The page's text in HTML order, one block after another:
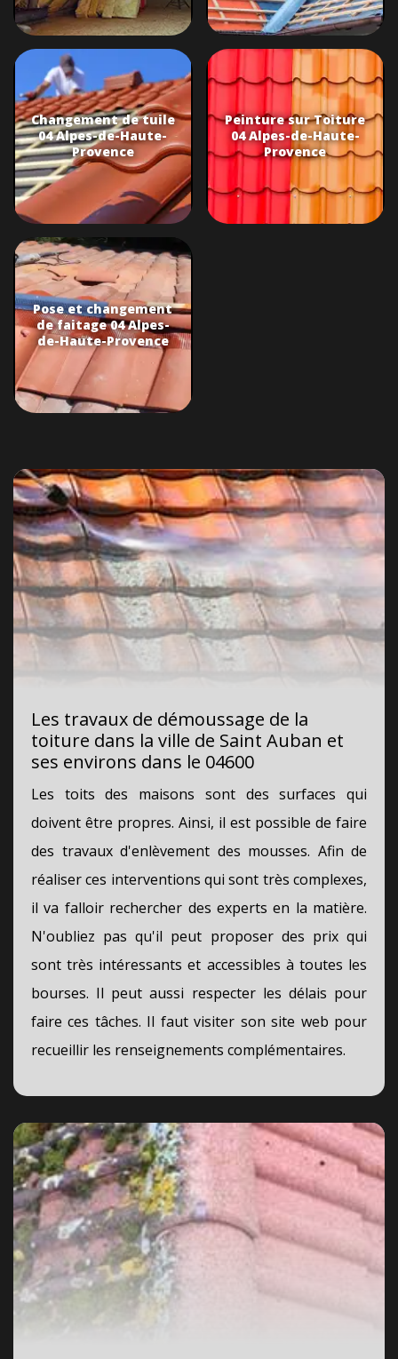
Changement de tuile
04 Alpes-de-Haute-
Provence
Peinture sur Toiture
04 Alpes-de-Haute-
Provence
Pose et changement
de faitage 04 Alpes-
de-Haute-Provence
Les travaux de démoussage de la
toiture dans la ville de Saint Auban et
ses environs dans le 04600
Les toits des maisons sont des surfaces qui
doivent être propres. Ainsi, il est possible de faire
des travaux d'enlèvement des mousses. Afin de
réaliser ces interventions qui sont très complexes,
il va falloir rechercher des experts en la matière.
N'oubliez pas qu'il peut proposer des prix qui
sont très intéressants et accessibles à toutes les
bourses. Il peut aussi respecter les délais pour
faire ces tâches. Il faut visiter son site web pour
recueillir les renseignements complémentaires.